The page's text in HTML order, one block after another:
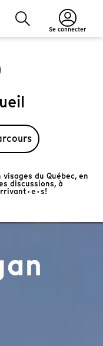
Se connecter
du Québec, en
discussions, à